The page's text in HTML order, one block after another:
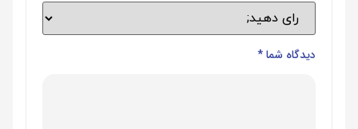
دیدگاه شما*